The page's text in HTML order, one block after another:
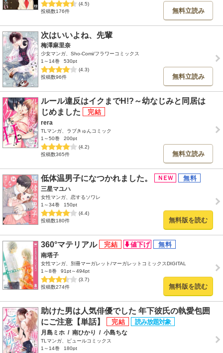
(4.5)
投稿数176件
無料立読み
次はいいよね、先輩
梅澤麻里奈
少女マンガ、Sho-Comi/フラワーコミックス
1～14巻
530pt
(4.3)
投稿数96件
無料立読み
ルール違反はイクまでH!?～幼なじみと同居は
じめました
rera
TLマンガ、ラブきゅんコミック
1～50巻
200pt
(4.2)
投稿数365件
無料立読み
低体温男子になつかれました。
三星マユハ
女性マンガ、恋するソワレ
1～34巻
150pt
(4.4)
投稿数180件
無料版を読む
360°マテリアル
南塔子
女性マンガ、別冊マーガレット/マーガレットコミックスDIGITAL
1～8巻
91pt～494pt
(3.7)
投稿数274件
無料版を読む
助けた男は人気俳優でした 年下彼氏の執愛包囲
にご注意【単話】
月島ミホ / 南ひかり / 小島ちな
TLマンガ、ピュールコミックス
1～14巻
180pt